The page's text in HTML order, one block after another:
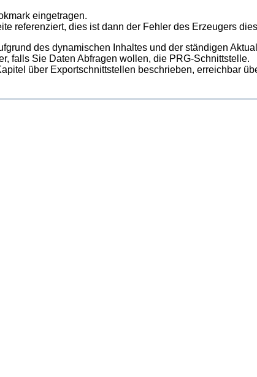
eingetragen.
referenziert, dies ist dann der Fehler des Erzeugers
des dynamischen Inhaltes und der ständigen
falls Sie Daten Abfragen wollen, die PRG-Schnittstelle.
über Exportschnittstellen beschrieben, erreichbar